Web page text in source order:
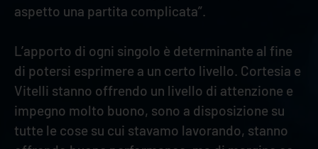
aspetto una partita complicata”.
L’apporto di ogni singolo è determinante al fine
di potersi esprimere a un certo livello. Cortesia e
Vitelli stanno offrendo un livello di attenzione e
impegno molto buono, sono a disposizione su
tutte le cose su cui stavamo lavorando, stanno